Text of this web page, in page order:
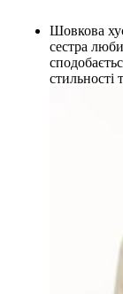
Шовкова
сестра
стильності